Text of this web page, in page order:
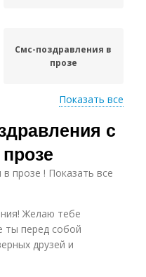
Смс-поздравления в
прозе
Трогательное смс-
поздравление
Показать все
с
прозе ! Показать все
Желаю тебе
ты перед собой
друзей и